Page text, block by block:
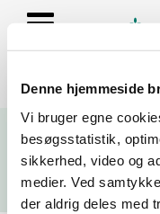
Denne hjemmeside
Vi bruger egne
besøgsstatistik,
sikkerhed, video og
medier. Ved
der aldrig deles med
Se resultater fra
fire kontrolrapporter
Søg på adresse,